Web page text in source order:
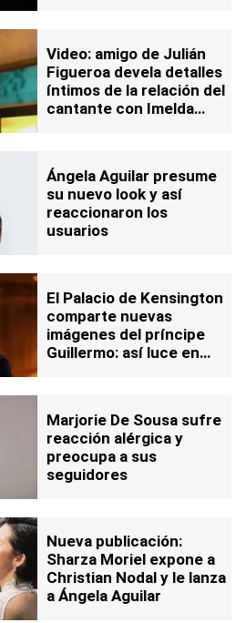
Video: amigo de Julián
Figueroa devela detalles
íntimos de la relación del
cantante con Imelda
Ángela Aguilar presume
su nuevo look y así
reaccionaron los
usuarios
El Palacio de Kensington
comparte nuevas
imágenes del príncipe
Guillermo: así luce en
Marjorie De Sousa sufre
reacción alérgica y
preocupa a sus
seguidores
Nueva publicación:
Sharza Moriel expone a
Christian Nodal y le lanza
a Ángela Aguilar